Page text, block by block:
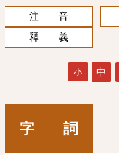
注 音
釋 義
小 中
字 詞